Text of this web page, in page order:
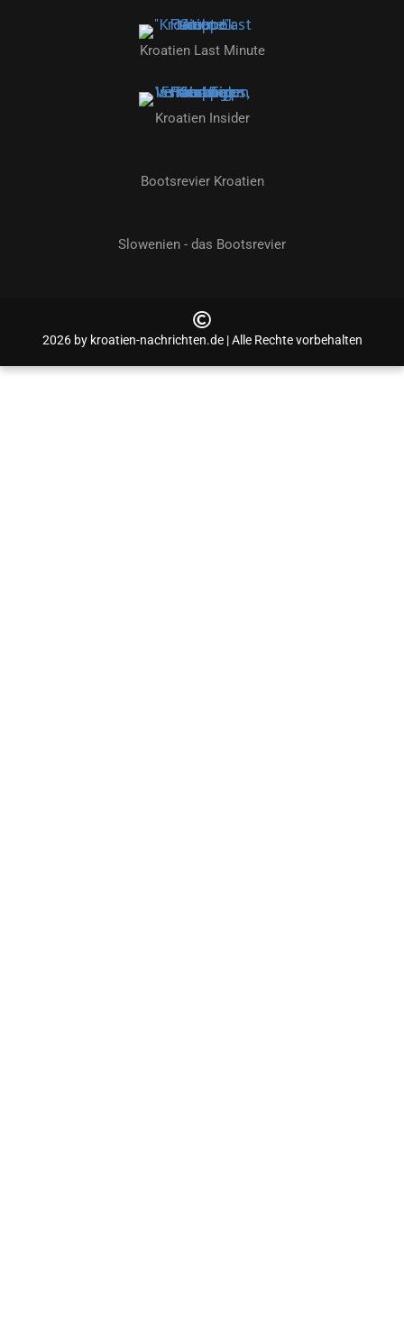
Kroatien Last Minute
Kroatien Insider
Bootsrevier Kroatien
Slowenien - das Bootsrevier
2026 by kroatien-nachrichten.de | Alle Rechte vorbehalten